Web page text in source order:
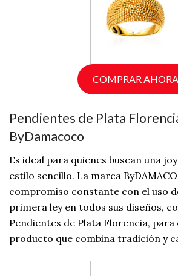
COMPRAR AHORA
Pendientes de Plata
ByDamacoco
Es ideal para quienes buscan una
estilo sencillo. La marca
compromiso constante con el uso
primera ley en todos sus diseños,
Pendientes de Plata Florencia,
producto que combina tradición y